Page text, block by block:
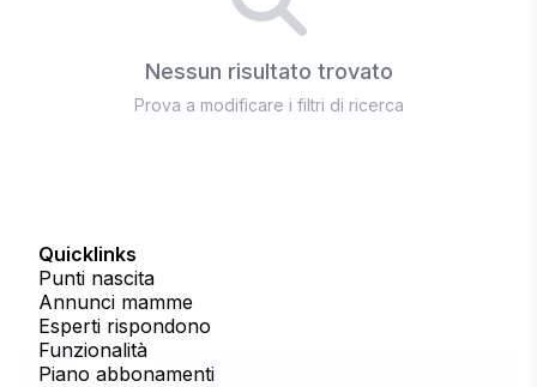
Nessun risultato trovato
Prova a modificare i filtri di ricerca
Quicklinks
Punti nascita
Annunci mamme
Esperti rispondono
Funzionalità
Piano abbonamenti